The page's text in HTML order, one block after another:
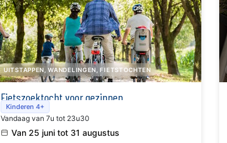
UITSTAPPEN, WANDELINGEN, FIETSTOCHTEN
Fietszoektocht voor gezinnen
Kinderen 4+
Vandaag van 7u tot 23u30
Van 25 juni tot 31 augustus